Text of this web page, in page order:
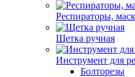
Респираторы,
Щетка ручная
Инструмент для
Болторезы